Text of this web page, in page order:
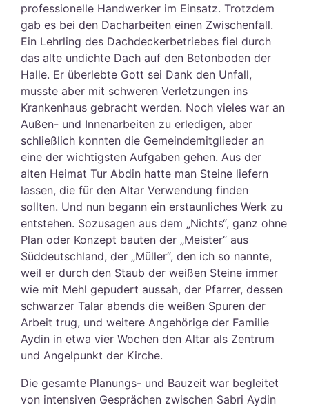
professionelle Handwerker im Einsatz. Trotzdem
gab es bei den Dacharbeiten einen Zwischenfall.
Ein Lehrling des Dachdeckerbetriebes fiel durch
das alte undichte Dach auf den Betonboden der
Halle. Er überlebte Gott sei Dank den Unfall,
musste aber mit schweren Verletzungen ins
Krankenhaus gebracht werden. Noch vieles war an
Außen- und Innenarbeiten zu erledigen, aber
schließlich konnten die Gemeindemitglieder an
eine der wichtigsten Aufgaben gehen. Aus der
alten Heimat Tur Abdin hatte man Steine liefern
lassen, die für den Altar Verwendung finden
sollten. Und nun begann ein erstaunliches Werk zu
entstehen. Sozusagen aus dem „Nichts“, ganz ohne
Plan oder Konzept bauten der „Meister“ aus
Süddeutschland, der „Müller“, den ich so nannte,
weil er durch den Staub der weißen Steine immer
wie mit Mehl gepudert aussah, der Pfarrer, dessen
schwarzer Talar abends die weißen Spuren der
Arbeit trug, und weitere Angehörige der Familie
Aydin in etwa vier Wochen den Altar als Zentrum
und Angelpunkt der Kirche.
Die gesamte Planungs- und Bauzeit war begleitet
von intensiven Gesprächen zwischen Sabri Aydin